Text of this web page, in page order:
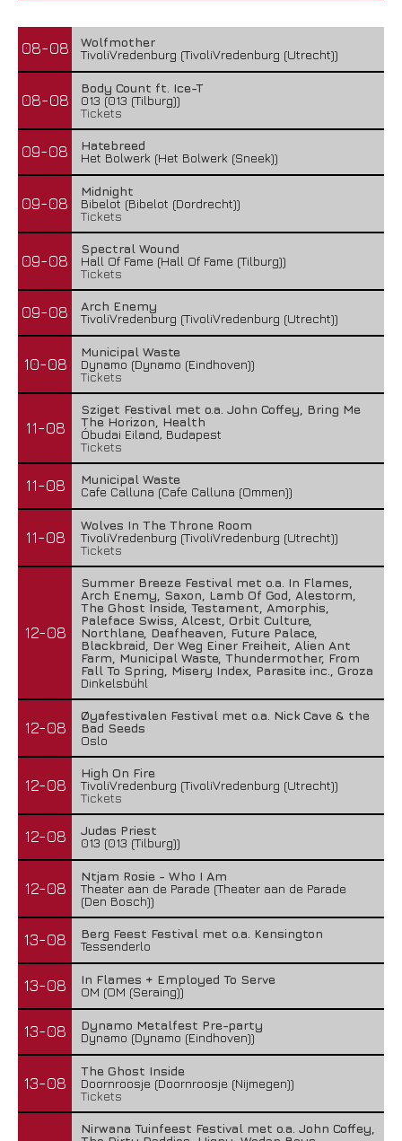
08-08
Wolfmother
TivoliVredenburg (TivoliVredenburg (Utrecht))
08-08
Body Count ft. Ice-T
013 (013 (Tilburg))
Tickets
09-08
Hatebreed
Het Bolwerk (Het Bolwerk (Sneek))
09-08
Midnight
Bibelot (Bibelot (Dordrecht))
Tickets
09-08
Spectral Wound
Hall Of Fame (Hall Of Fame (Tilburg))
Tickets
09-08
Arch Enemy
TivoliVredenburg (TivoliVredenburg (Utrecht))
10-08
Municipal Waste
Dynamo (Dynamo (Eindhoven))
Tickets
11-08
Sziget Festival met o.a. John Coffey, Bring Me
The Horizon, Health
Óbudai Eiland, Budapest
Tickets
11-08
Municipal Waste
Cafe Calluna (Cafe Calluna (Ommen))
11-08
Wolves In The Throne Room
TivoliVredenburg (TivoliVredenburg (Utrecht))
Tickets
12-08
Summer Breeze Festival met o.a. In Flames,
Arch Enemy, Saxon, Lamb Of God, Alestorm,
The Ghost Inside, Testament, Amorphis,
Paleface Swiss, Alcest, Orbit Culture,
Northlane, Deafheaven, Future Palace,
Blackbraid, Der Weg Einer Freiheit, Alien Ant
Farm, Municipal Waste, Thundermother, From
Fall To Spring, Misery Index, Parasite inc., Groza
Dinkelsbühl
12-08
Øyafestivalen Festival met o.a. Nick Cave & the
Bad Seeds
Oslo
12-08
High On Fire
TivoliVredenburg (TivoliVredenburg (Utrecht))
Tickets
12-08
Judas Priest
013 (013 (Tilburg))
12-08
Ntjam Rosie - Who I Am
Theater aan de Parade (Theater aan de Parade
(Den Bosch))
13-08
Berg Feest Festival met o.a. Kensington
Tessenderlo
13-08
In Flames + Employed To Serve
OM (OM (Seraing))
13-08
Dynamo Metalfest Pre-party
Dynamo (Dynamo (Eindhoven))
13-08
The Ghost Inside
Doornroosje (Doornroosje (Nijmegen))
Tickets
Nirwana Tuinfeest Festival met o.a. John Coffey,